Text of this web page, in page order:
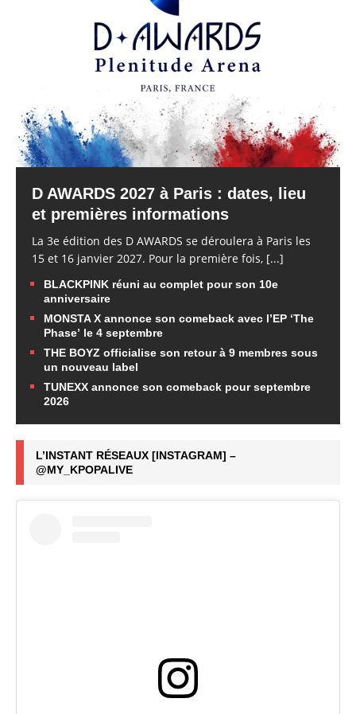
D AWARDS 2027 à Paris : dates, lieu
et premières informations
La 3e édition des D AWARDS se déroulera à Paris les
15 et 16 janvier 2027. Pour la première fois, [...]
BLACKPINK réuni au complet pour son 10e
anniversaire
MONSTA X annonce son comeback avec l’EP ‘The
Phase’ le 4 septembre
THE BOYZ officialise son retour à 9 membres sous
un nouveau label
TUNEXX annonce son comeback pour septembre
2026
L’INSTANT RÉSEAUX [INSTAGRAM] –
@MY_KPOPALIVE